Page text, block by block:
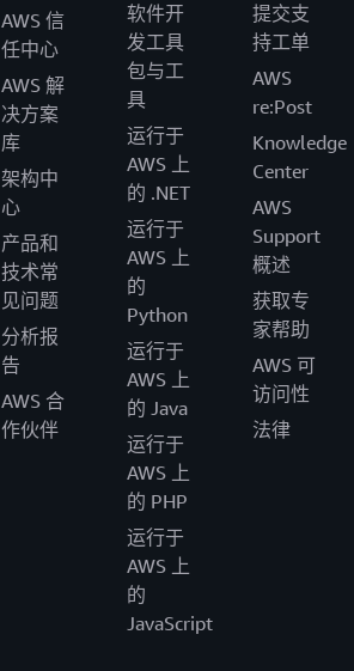
AWS 信
任中心
AWS 解
决方案
库
架构中
心
产品和
技术常
见问题
分析报
告
AWS 合
作伙伴
软件开
发工具
包与工
具
运行于
AWS 上
的 .NET
运行于
AWS 上
的
Python
运行于
AWS 上
的 Java
运行于
AWS 上
的 PHP
运行于
AWS 上
的
JavaScript
提交支
持工单
AWS
re:Post
Knowledge
Center
AWS
Support
概述
获取专
家帮助
AWS 可
访问性
法律